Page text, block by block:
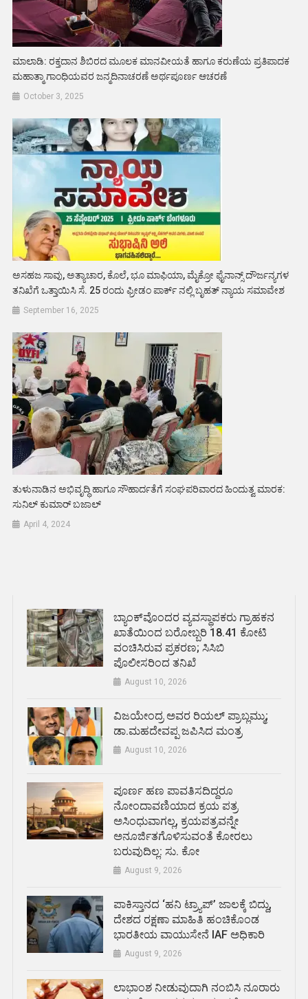
ಮಾಲಾಡಿ: ರಕ್ತದಾನ ಶಿಬಿರದ ಮೂಲಕ ಮಾನವೀಯತೆ ಹಾಗೂ ಕರುಣೆಯ ಪ್ರತಿಪಾದಕ
ಮಹಾತ್ಮಾ ಗಾಂಧಿಯವರ ಜನ್ಮದಿನಾಚರಣೆ ಅರ್ಥಪೂರ್ಣ ಆಚರಣೆ
October 3, 2025
ಅಸಹಜ ಸಾವು, ಅತ್ಯಾಚಾರ, ಕೊಲೆ, ಭೂ ಮಾಫಿಯಾ, ಮೈಕ್ರೋ ಫೈನಾನ್ಸ್ ದೌರ್ಜನ್ಯಗಳ
ತನಿಖೆಗೆ ಒತ್ತಾಯಿಸಿ ಸೆ. 25 ರಂದು ಫ್ರೀಡಂ ಪಾರ್ಕ್ ನಲ್ಲಿ ಬೃಹತ್ ನ್ಯಾಯ ಸಮಾವೇಶ
September 16, 2025
ತುಳುನಾಡಿನ ಅಭಿವೃದ್ಧಿ ಹಾಗೂ ಸೌಹಾರ್ದತೆಗೆ ಸಂಘಪರಿವಾರದ ಹಿಂದುತ್ವ ಮಾರಕ:
ಸುನಿಲ್ ಕುಮಾರ್ ಬಜಾಲ್
April 4, 2024
ಬ್ಯಾಂಕ್‌ವೊಂದರ ವ್ಯವಸ್ಥಾಪಕರು ಗ್ರಾಹಕನ
ಖಾತೆಯಿಂದ ಬರೋಬ್ಬರಿ 18.41 ಕೋಟಿ
ವಂಚಿಸಿರುವ ಪ್ರಕರಣ; ಸಿಸಿಬಿ
ಪೊಲೀಸರಿಂದ ತನಿಖೆ
August 10, 2026
ವಿಜಯೇಂದ್ರ ಅವರ ರಿಯಲ್ ಪ್ರಾಬ್ಲಮ್ಮು;
ಡಾ.ಮಹದೇವಪ್ಪ ಜಪಿಸಿದ ಮಂತ್ರ
August 10, 2026
ಪೂರ್ಣ ಹಣ ಪಾವತಿಸದಿದ್ದರೂ
ನೋಂದಾವಣಿಯಾದ ಕ್ರಯ ಪತ್ರ
ಅಸಿಂಧುವಾಗಲ್ಲ, ಕ್ರಯಪತ್ರವನ್ನೇ
ಅನೂರ್ಜಿತಗೊಳಿಸುವಂತೆ ಕೋರಲು
ಬರುವುದಿಲ್ಲ: ಸು. ಕೋ
August 9, 2026
ಪಾಕಿಸ್ತಾನದ ‘ಹನಿ ಟ್ರ್ಯಾಪ್’ ಜಾಲಕ್ಕೆ ಬಿದ್ದು,
ದೇಶದ ರಕ್ಷಣಾ ಮಾಹಿತಿ ಹಂಚಿಕೊಂಡ
ಭಾರತೀಯ ವಾಯುಸೇನೆ IAF ಅಧಿಕಾರಿ
August 9, 2026
ಲಾಭಾಂಶ ನೀಡುವುದಾಗಿ ನಂಬಿಸಿ ನೂರಾರು